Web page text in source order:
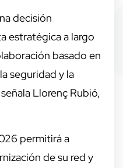
decisión
estratégica a largo
basado en
seguridad y la
Llorenç Rubió,
permitirá a
de su red y